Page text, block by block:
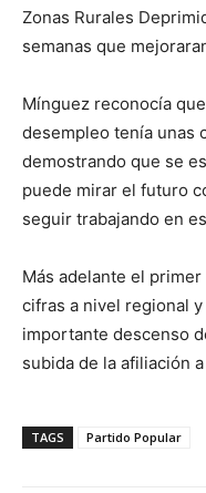
Zonas Rurales
semanas que
Mínguez reconocía
desempleo tenía unas
demostrando que se
puede mirar el futuro
seguir trabajando en
Más adelante el
cifras a nivel regional
importante descenso
subida de la afiliación
TAGS Partido Popular